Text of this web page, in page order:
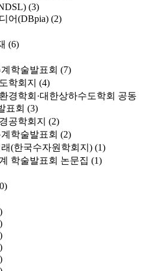
(3)
어(DBpia) (2)
(6)
학술발표회 (7)
학회지 (4)
경학회·대한상하수도학회 공동
표회 (3)
공학회지 (2)
학술발표회 (2)
(한국수자원학회지) (1)
학술발표회 논문집 (1)